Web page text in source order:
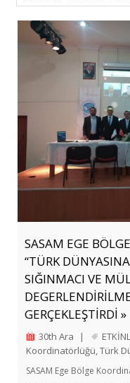
SASAM EGE
“TÜRK
SIĞINMACI VE
GERÇEKLEŞTİRDİ »
30th Ara |
Koordinatörlüğü,Türk
SASAM Ege Bölge